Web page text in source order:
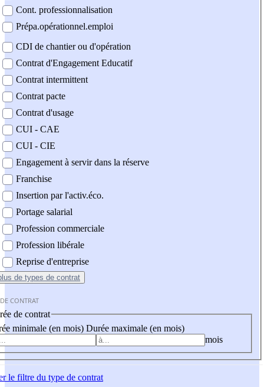
Cont. professionnalisation
Prépa.opérationnel.emploi
CDI de chantier ou d'opération
Contrat d'Engagement Educatif
Contrat intermittent
Contrat pacte
Contrat d'usage
CUI - CAE
CUI - CIE
Engagement à servir dans la réserve
Franchise
Insertion par l'activ.éco.
Portage salarial
Profession commerciale
Profession libérale
Reprise d'entreprise
de types de contrat
CONTRAT
de contrat
minimale (en mois) Durée maximale (en mois)
mois
le filtre du type de contrat